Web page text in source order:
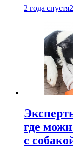
2 года спустя
где
с